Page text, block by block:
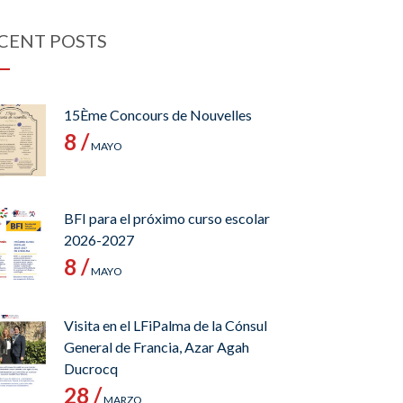
POSTS
15Ème Concours de Nouvelles
8 /MAYO
BFI para el próximo curso escolar
2026-2027
8 /MAYO
Visita en el LFiPalma de la Cónsul
General de Francia, Azar Agah
Ducrocq
28 /MARZO